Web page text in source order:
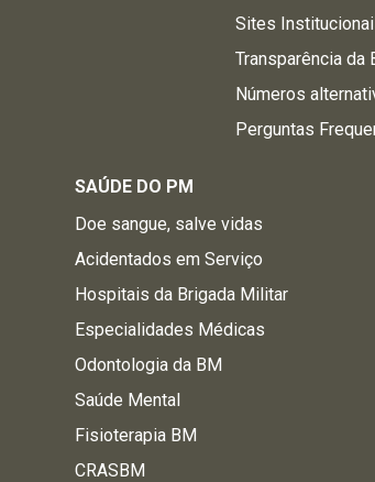
Sites
Transparência da
Números
Perguntas
SAÚDE DO PM
Doe sangue, salve vidas
Acidentados em Serviço
Hospitais da Brigada Militar
Especialidades Médicas
Odontologia da BM
Saúde Mental
Fisioterapia BM
CRASBM